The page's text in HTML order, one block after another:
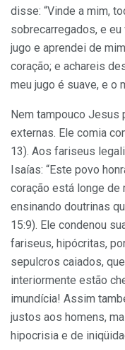
disse: “Vinde a mim,
sobrecarregados, e
jugo e aprendei de
coração; e achareis
meu jugo é suave, e o
Nem tampouco Jesus
externas. Ele comia
13). Aos fariseus
Isaías: “Este povo
coração está longe de
ensinando doutrinas
15:9). Ele condenou
fariseus, hipócritas,
sepulcros caiados,
interiormente estão
imundícia! Assim
justos aos homens,
hipocrisia e de